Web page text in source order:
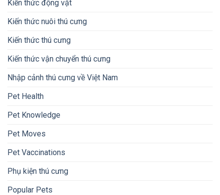
Kiến thức động vật
Kiến thức nuôi thú cưng
Kiến thức thú cưng
Kiến thức vận chuyển thú cưng
Nhập cảnh thú cưng về Việt Nam
Pet Health
Pet Knowledge
Pet Moves
Pet Vaccinations
Phụ kiện thú cưng
Popular Pets